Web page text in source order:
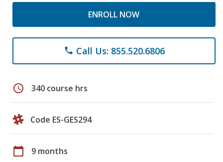
ENROLL NOW
phone Call Us: 855.520.6806
schedule 340 course hrs
Code ES-GES294
calendar_today 9 months